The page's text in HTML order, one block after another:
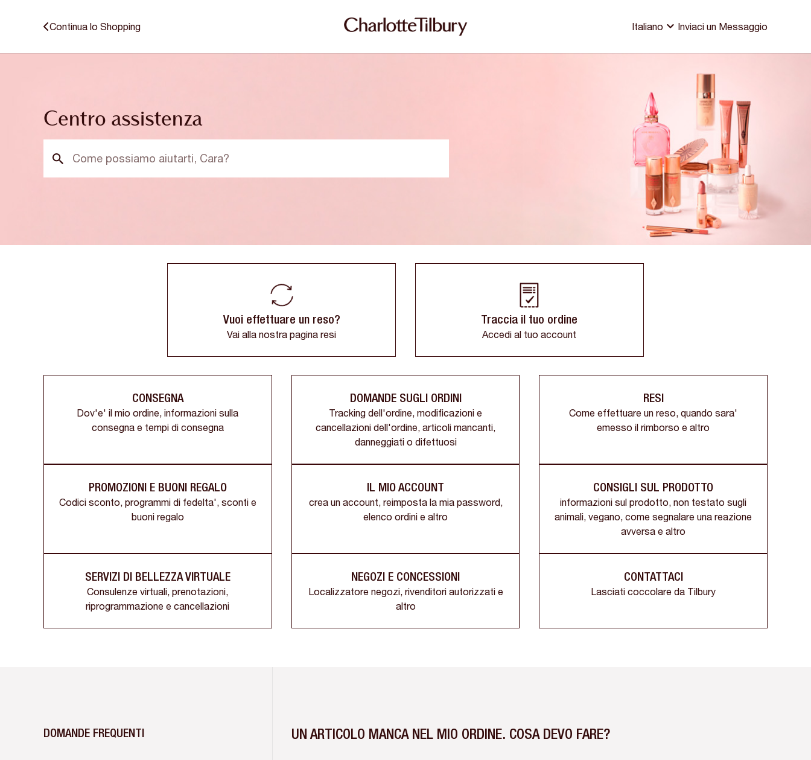
Continua lo Shopping Italiano Inviaci un Messaggio
Centro assistenza
Vuoi effettuare un reso?
Vai alla nostra pagina resi
Traccia il tuo ordine
Accedi al tuo account
CONSEGNA
Dov'e' il mio ordine, informazioni sulla
consegna e tempi di consegna
DOMANDE SUGLI ORDINI
Tracking dell'ordine, modificazioni e
cancellazioni dell'ordine, articoli mancanti,
danneggiati o difettuosi
RESI
Come effettuare un reso, quando sara'
emesso il rimborso e altro
PROMOZIONI E BUONI REGALO
Codici sconto, programmi di fedelta', sconti e
buoni regalo
IL MIO ACCOUNT
crea un account, reimposta la mia password,
elenco ordini e altro
CONSIGLI SUL PRODOTTO
informazioni sul prodotto, non testato sugli
animali, vegano, come segnalare una reazione
avversa e altro
SERVIZI DI BELLEZZA VIRTUALE
Consulenze virtuali, prenotazioni,
riprogrammazione e cancellazioni
NEGOZI E CONCESSIONI
Localizzatore negozi, rivenditori autorizzati e
altro
CONTATTACI
Lasciati coccolare da Tilbury
DOMANDE FREQUENTI UN ARTICOLO MANCA NEL MIO ORDINE. COSA DEVO FARE?